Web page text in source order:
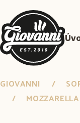
GIOVANNI